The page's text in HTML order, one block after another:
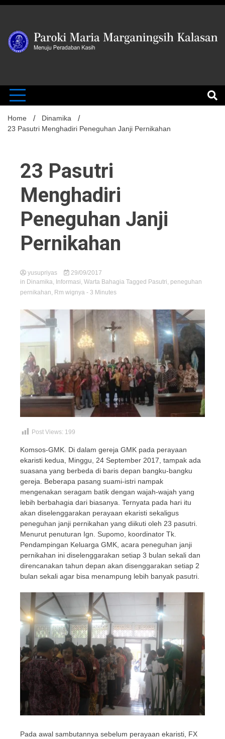
Skip
Paroki
Kalasan
Home
Dinamika
23 Pasutri Menghadiri Peneguhan Janji Pernikahan
23 Pasutri
Menghadiri
Peneguhan Janji
Pernikahan
yusupriyas
29/09/2017
in Dinamika, Informasi, Warta Bahagia Tagged Pasutri, peneguhan
pernikahan, Rm wignya - 3 Minutes
Post Views: 199
Komsos-GMK. Di dalam gereja GMK pada perayaan
ekaristi kedua, Minggu, 24 September 2017, tampak ada
suasana yang berbeda di baris depan bangku-bangku
gereja. Beberapa pasang suami-istri nampak
mengenakan seragam batik dengan wajah-wajah yang
lebih berbahagia dari biasanya. Ternyata pada hari itu
akan diselenggarakan perayaan ekaristi sekaligus
peneguhan janji pernikahan yang diikuti oleh 23 pasutri.
Menurut penuturan Ign. Supomo, koordinator Tk.
Pendampingan Keluarga GMK, acara peneguhan janji
pernikahan ini diselenggarakan setiap 3 bulan sekali dan
direncanakan tahun depan akan disenggarakan setiap 2
bulan sekali agar bisa menampung lebih banyak pasutri.
Pada awal sambutannya sebelum perayaan ekaristi, FX